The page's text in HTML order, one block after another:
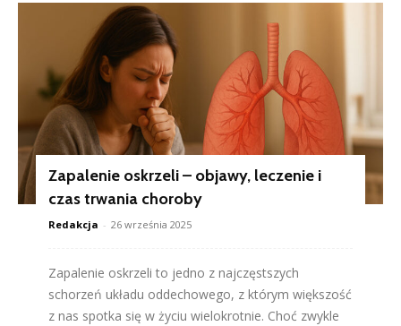
Zapalenie oskrzeli – objawy, leczenie i
czas trwania choroby
Redakcja - 26 września 2025
Zapalenie oskrzeli to jedno z najczęstszych
schorzeń układu oddechowego, z którym większość
z nas spotka się w życiu wielokrotnie. Choć zwykle